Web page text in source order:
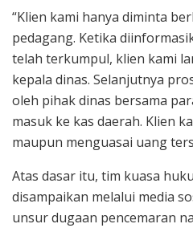
“Klien kami hanya diminta
pedagang. Ketika
telah terkumpul, klien kami
kepala dinas. Selanjutnya
oleh pihak dinas bersama
masuk ke kas daerah. Klien
maupun menguasai uang
Atas dasar itu, tim kuasa
disampaikan melalui media
unsur dugaan pencemaran